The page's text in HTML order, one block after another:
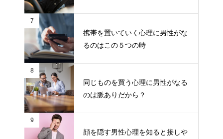
7
携帯を置いていく心理に男性がな
るのはこの５つの時
8
同じものを買う心理に男性がなる
のは脈ありだから？
9
顔を隠す男性心理を知ると接しや